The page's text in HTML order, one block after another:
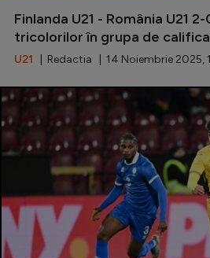
Finlanda U21 - România U21
tricolorilor în grupa de
U21 | Redactia | 14 Noiembrie 2025,